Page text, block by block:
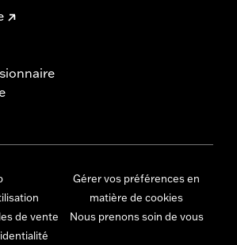
de vente
Gérer vos préférences en
matière de cookies
Nous prenons soin de vous